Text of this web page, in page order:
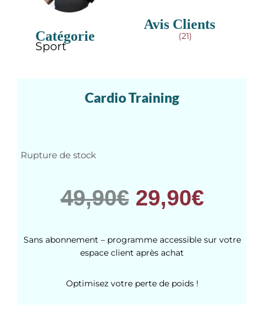
Catégorie
Sport
Avis Clients
(21)
Cardio Training
Rupture de stock
49,90€ 29,90€
Sans abonnement – programme accessible sur votre
espace client après achat
Optimisez votre perte de poids !